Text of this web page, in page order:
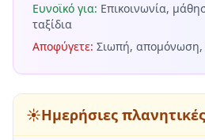
Ευνοϊκό για: Επικοινωνία,
ταξίδια
Αποφύγετε: Σιωπή, απομόνωση,
☀️Ημερήσιες